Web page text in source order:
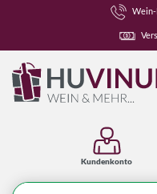
Wein-
Kundenkonto